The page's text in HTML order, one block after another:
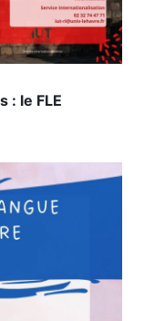
: le FLE